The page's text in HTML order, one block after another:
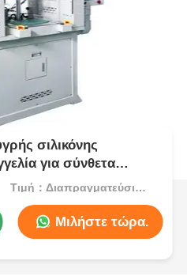
σιλικόνης
για σύνθετα
Τιμή：Διαπραγματεύσιμα
Μιλήστε τώρα.